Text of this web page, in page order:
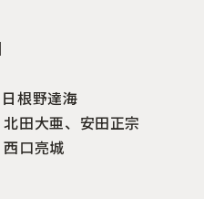
根野達海
田大亜、安田正宗
口亮城